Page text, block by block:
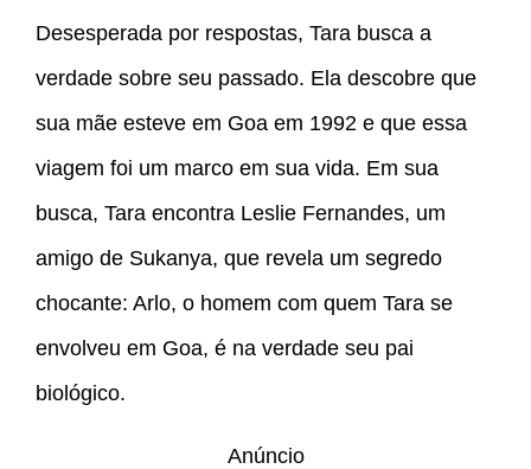
Desesperada por respostas, Tara busca a
verdade sobre seu passado. Ela descobre que
sua mãe esteve em Goa em 1992 e que essa
viagem foi um marco em sua vida. Em sua
busca, Tara encontra Leslie Fernandes, um
amigo de Sukanya, que revela um segredo
chocante: Arlo, o homem com quem Tara se
envolveu em Goa, é na verdade seu pai
biológico.
Anúncio